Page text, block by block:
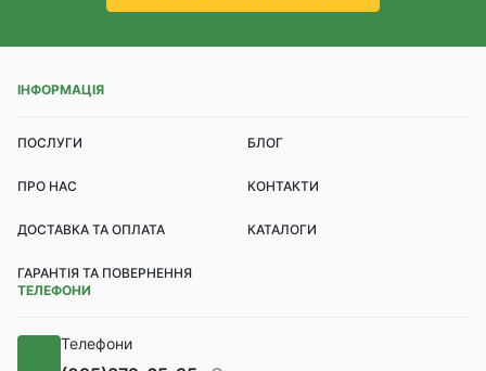
ІНФОРМАЦІЯ
ПОСЛУГИ БЛОГ
ПРО НАС КОНТАКТИ
ДОСТАВКА ТА ОПЛАТА КАТАЛОГИ
ГАРАНТІЯ ТА ПОВЕРНЕННЯ
ТЕЛЕФОНИ
Телефони